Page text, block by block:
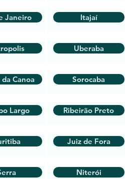
Janeiro
da Canoa
Largo
Itajaí
Uberaba
Sorocaba
Ribeirão Preto
Juiz de Fora
Niterói